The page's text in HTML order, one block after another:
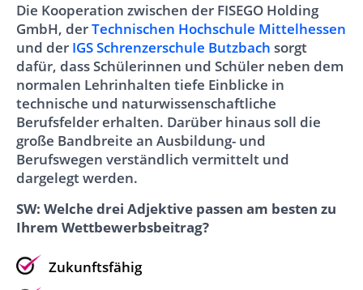
Die Kooperation zwischen der FISEGO Holding
GmbH, derTechnischen Hochschule Mittelhessen
und der IGS Schrenzerschule Butzbach sorgt
dafür, dass Schülerinnen und Schüler neben dem
normalen Lehrinhalten tiefe Einblicke in
technische und naturwissenschaftliche
Berufsfelder erhalten. Darüber hinaus soll die
große Bandbreite an Ausbildung- und
Berufswegen verständlich vermittelt und
dargelegt werden.
SW: Welche drei Adjektive passen am besten zu
Ihrem Wettbewerbsbeitrag?
Zukunftsfähig